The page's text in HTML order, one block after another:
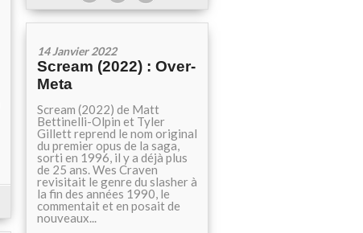
14 Janvier 2022
Scream (2022) : Over-
Meta
Scream (2022) de Matt
Bettinelli-Olpin et Tyler
Gillett reprend le nom original
du premier opus de la saga,
sorti en 1996, il y a déjà plus
de 25 ans. Wes Craven
revisitait le genre du slasher à
la fin des années 1990, le
commentait et en posait de
nouveaux...